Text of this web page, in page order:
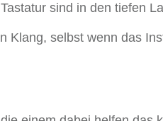
sind in den tiefen
Klang, selbst wenn das